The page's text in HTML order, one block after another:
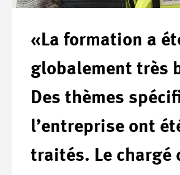
«La formation a
globalement très
Des thèmes
l’entreprise ont
traités. Le chargé